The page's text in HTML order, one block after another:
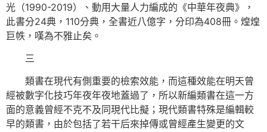
光（1990-2019）、動用大量人力編成的《中華年夜典》，
此書分24典，110分典，全書近八億字，分印為408冊。煌煌
巨帙，嘆為不雅止矣。
三
類書在現代有側重要的檢索效能，而這種效能在明天曾
經被數字化技巧年夜年夜地蓋過了，所以新編類書在這一方
面的意義曾經不克不及同現代比擬；現代類書特殊是編輯較
早的類書，由於包括了若干后來掉傳或曾經產生變更的文